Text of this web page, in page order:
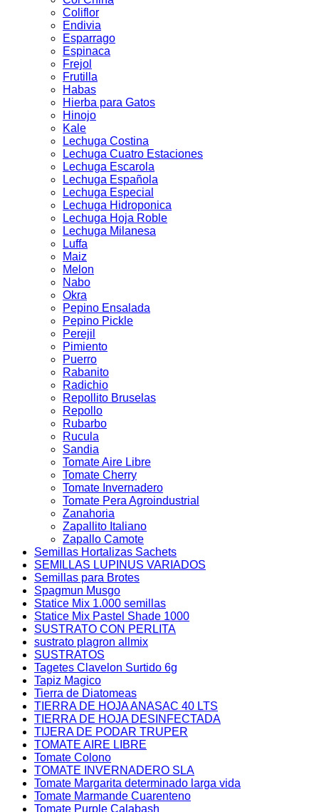
Coliflor
Endivia
Esparrago
Espinaca
Frejol
Frutilla
Habas
Hierba para Gatos
Hinojo
Kale
Lechuga Costina
Lechuga Cuatro Estaciones
Lechuga Escarola
Lechuga Española
Lechuga Especial
Lechuga Hidroponica
Lechuga Hoja Roble
Lechuga Milanesa
Luffa
Maiz
Melon
Nabo
Okra
Pepino Ensalada
Pepino Pickle
Perejil
Pimiento
Puerro
Rabanito
Radichio
Repollito Bruselas
Repollo
Rubarbo
Rucula
Sandia
Tomate Aire Libre
Tomate Cherry
Tomate Invernadero
Tomate Pera Agroindustrial
Zanahoria
Zapallito Italiano
Zapallo Camote
Semillas Hortalizas Sachets
SEMILLAS LUPINUS VARIADOS
Semillas para Brotes
Spagmun Musgo
Statice Mix 1.000 semillas
Statice Mix Pastel Shade 1000
SUSTRATO CON PERLITA
sustrato plagron allmix
SUSTRATOS
Tagetes Clavelon Surtido 6g
Tapiz Magico
Tierra de Diatomeas
TIERRA DE HOJA ANASAC 40 LTS
TIERRA DE HOJA DESINFECTADA
TIJERA DE PODAR TRUPER
TOMATE AIRE LIBRE
Tomate Colono
TOMATE INVERNADERO SLA
Tomate Margarita determinado larga vida
Tomate Marmande Cuarenteno
Tomate Purple Calabash